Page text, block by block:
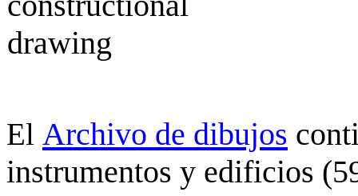
El Archivo de dibujos
instrumentos y edificios